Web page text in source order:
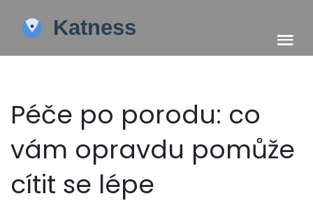
Péče po porodu: co
vám opravdu pomůže
cítit se lépe